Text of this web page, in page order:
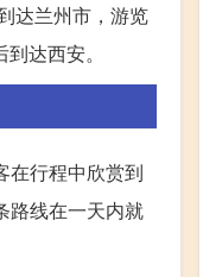
达兰州市，游览
达西安。
在行程中欣赏到
路线在一天内就